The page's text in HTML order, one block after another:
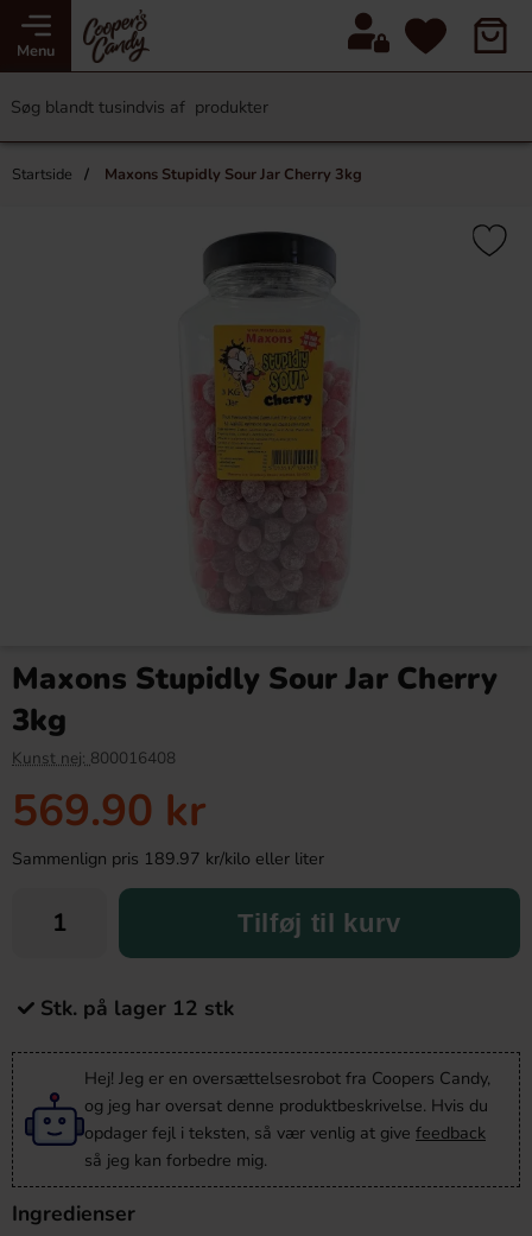
Menu
Startside Maxons Stupidly Sour Jar Cherry 3kg
Maxons Stupidly Sour Jar Cherry
3kg
Kunst nej: 800016408
569.90 kr
Sammenlign pris 189.97 kr/kilo eller liter
Tilføj til kurv
Stk. på lager 12 stk
Hej! Jeg er en oversættelsesrobot fra Coopers Candy,
og jeg har oversat denne produktbeskrivelse. Hvis du
opdager fejl i teksten, så vær venlig at give feedback
så jeg kan forbedre mig.
Ingredienser